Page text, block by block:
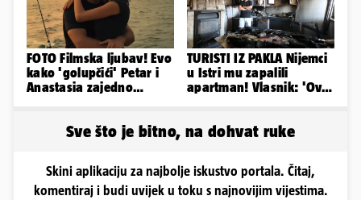
FOTO Filmska ljubav! Evo
kako 'golupčići' Petar i
Anastasia zajedno
TURISTI IZ PAKLA Nijemci
u Istri mu zapalili
apartman! Vlasnik: 'Ovo
Sve što je bitno, na dohvat ruke
Skini aplikaciju za najbolje iskustvo portala. Čitaj,
komentiraj i budi uvijek u toku s najnovijim vijestima.